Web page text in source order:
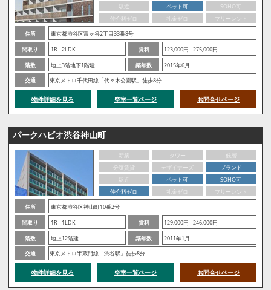
駅近
ペット可
SOHO可
仲介料ゼロ
礼金ゼロ
フリーレント
住所
東京都渋谷区富ヶ谷2丁目33番8号
間取り
1R - 2LDK 賃料
123,000円 - 275,000円
階数
地上3階地下1階建 築年数
2015年6月
交通
東京メトロ千代田線「代々木公園駅」徒歩8分
物件詳細を見る 空室一覧ページ お問合せページ
パークハビオ渋谷神山町
新築 タワー
低層
分譲賃貸
デザイナーズ
ブランド
駅近
ペット可
SOHO可
仲介料ゼロ
礼金ゼロ
フリーレント
住所
東京都渋谷区神山町10番2号
間取り
1R - 1LDK 賃料
129,000円 - 246,000円
階数
地上12階建 築年数
2011年1月
交通
東京メトロ半蔵門線「渋谷駅」徒歩8分
物件詳細を見る 空室一覧ページ お問合せページ